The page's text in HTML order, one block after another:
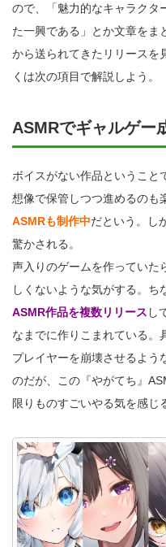
ので、「魅力的なキャラクタ
た一興である」とか文章をま
から送られてきたリリースを
くは次の項目で解説しよう。
ASMRでギャルゲー
ボイスがない作品ということ
想像で保管しつつ進めるのも
ASMRも制作中だという。し
驚かされる。
声入りのゲームを作っていた
しくないような気がする。ち
ASMR作品を複数リリース し
なまでに作りこまれている。
プレイヤーを崩壊させるよう
のだが、この『やがてち』
限りものすごいやる気を感じ